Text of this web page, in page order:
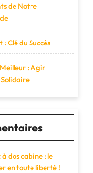
de Notre
: Clé du Succès
: Agir
Solidaire
à dos cabine : le
en toute liberté !